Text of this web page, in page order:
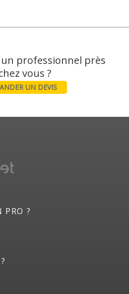
professionnel près
UN DEVIS
PRO ?